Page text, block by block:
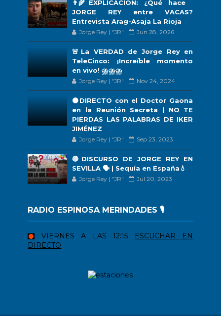
👨‍🌾EXPLICACIÓN: ¿Qué hace
JORGE REY entre VACAS?
Entrevista Arag-Asaja La Rioja
Jorge Rey | "JR" Jun 28, 2026
🚨La VERDAD de Jorge Rey en
TeleCinco: ¡Increíble momento
en vivo! ⛈️⛈️⛈️
Jorge Rey | "JR" Nov 24, 2024
🟠DIRECTO con el Doctor Gaona
en la Reunión Secreta | NO TE
PIERDAS LAS PALABRAS DE IKER
JIMÉNEZ
Jorge Rey | "JR" Sep 23, 2023
🔴DISCURSO DE JORGE REY EN
SEVILLA 🗣 | Sequía en España💧
Jorge Rey | "JR" Jul 20, 2023
RADIO ESPINOSA MERINDADES 🎙️
VIERNES A LAS 12:15
ESCUCHAR EN
DIRECTO